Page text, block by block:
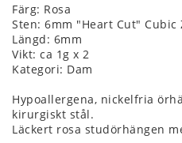
Färg: Rosa
Sten: 6mm "Heart Cut" Cubic
Längd: 6mm
Vikt: ca 1g x 2
Kategori: Dam
Hypoallergena, nickelfria
kirurgiskt stål.
Läckert rosa studörhängen